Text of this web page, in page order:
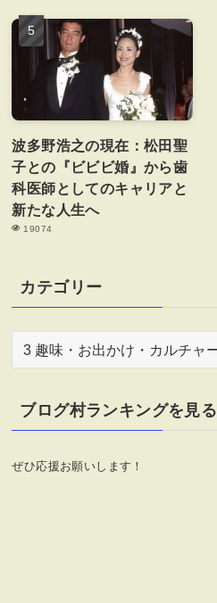
波多野浩之の現在：松田聖
子との『ビビビ婚』から歯
科医師としてのキャリアと
新たな人生へ
19074
カテゴリー
カ
リ
ー
ブログ村ランキングを見る
ぜひ応援お願いします！